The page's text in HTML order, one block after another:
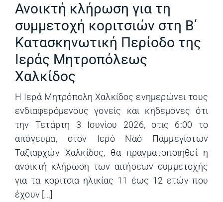
Ανοικτή κλήρωση για τη
συμμετοχή κοριτσιών στη Β΄
Κατασκηνωτική Περίοδο της
Ιεράς Μητροπόλεως
Χαλκίδος
Η Ιερά Μητρόπολη Χαλκίδος ενημερώνει τους
ενδιαφερόμενους γονείς και κηδεμόνες ότι
την Τετάρτη 3 Ιουνίου 2026, στις 6:00 το
απόγευμα, στον Ιερό Ναό Παμμεγίστων
Ταξιαρχών Χαλκίδος, θα πραγματοποιηθεί η
ανοικτή κλήρωση των αιτήσεων συμμετοχής
για τα κορίτσια ηλικίας 11 έως 12 ετών που
έχουν [...]